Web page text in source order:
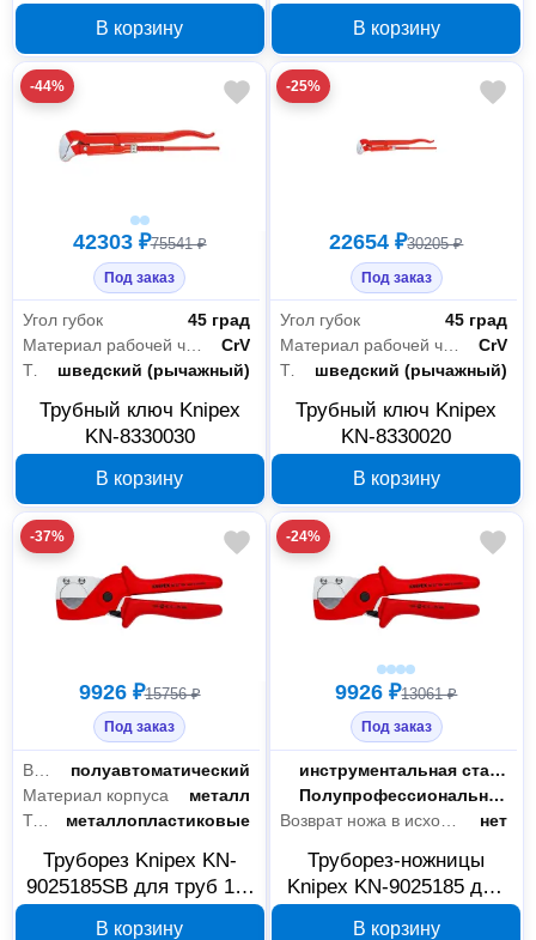
В корзину В корзину
-44%
42303 ₽75541 ₽
Под заказ
Угол губок
45 град
CrV
Тип
шведский (рычажный)
Трубный ключ Knipex
KN-8330030
В корзину
-25%
22654 ₽30205 ₽
Под заказ
Угол губок
45 град
Материал рабочей части
CrV
Тип
шведский (рычажный)
Трубный ключ Knipex
KN-8330020
В корзину
-37%
9926 ₽15756 ₽
Под заказ
полуавтоматический
Материал корпуса
металл
Тип труб
металлопластиковые
Труборез Knipex KN-
9025185SB для труб 12-
В корзину
-24%
9926 ₽13061 ₽
Под заказ
Материал резцов
инструментальная сталь
Класс товара
Полупрофессиональный
Возврат ножа в исходное положение
нет
Труборез-ножницы
Knipex KN-9025185 для
В корзину